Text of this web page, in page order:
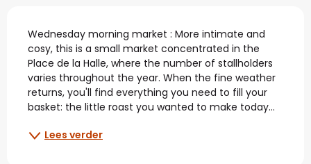
Beschrijving
Wednesday morning market : More intimate and
cosy, this is a small market concentrated in the
Place de la Halle, where the number of stallholders
varies throughout the year. When the fine weather
returns, you'll find everything you need to fill your
basket: the little roast you wanted to make today...
Lees verder